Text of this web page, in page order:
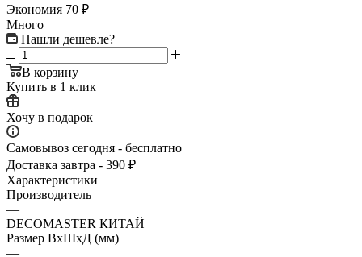
Экономия 70 ₽
Много
Нашли дешевле?
В корзину
Купить в 1 клик
Хочу в подарок
Самовывоз сегодня - бесплатно
Доставка завтра - 390 ₽
Характеристики
Производитель
—
DECOMASTER КИТАЙ
Размер ВхШхД (мм)
—